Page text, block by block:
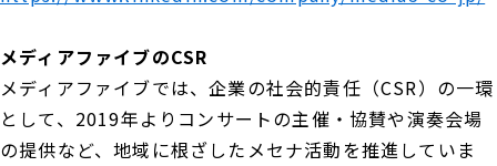
メディアファイブのCSR
メディアファイブでは、企業の社会的責任（CSR）の一環
として、2019年よりコンサートの主催・協賛や演奏会場
の提供など、地域に根ざしたメセナ活動を推進していま